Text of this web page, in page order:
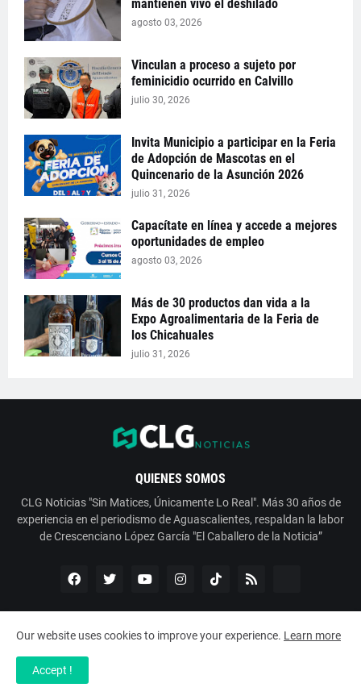
mantienen vivo el deshilado
agosto 03, 2026
Vinculan a proceso a sujeto por
feminicidio ocurrido en Calvillo
julio 30, 2026
Invita Municipio a participar en la Feria
de Adopción de Mascotas en el
Quincenario de la Asunción 2026
julio 31, 2026
Capacítate en línea y accede a mejores
oportunidades de empleo
agosto 03, 2026
Más de 30 productos dan vida a la
Expo Agroalimentaria de la Feria de
los Chicahuales
julio 31, 2026
QUIENES SOMOS
CLG Noticias "Sin Matices, Únicamente Lo Real". Más 30 años de
experiencia en el periodismo de Aguascalientes, respaldan la labor
de Crescenciano López García "El Caballero de la Noticia”
ESNoticia con Crescenciano López García
Servicios
Our website uses cookies to improve your experience. Learn more
Accept !